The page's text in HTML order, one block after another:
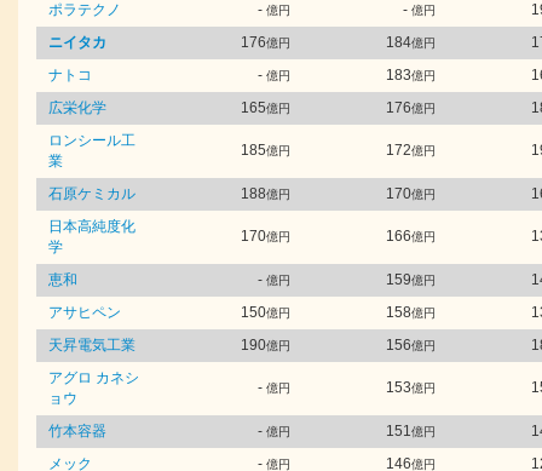
ポラテクノ
- 億円 - 億円
ニイタカ
176億円 184億円
ナトコ
- 億円 183億円
広栄化学
165億円 176億円
ロンシール工
業
185億円 172億円
石原ケミカル 188億円 170億円
日本高純度化
学
170億円 166億円
恵和 - 億円 159億円
アサヒペン
150億円 158億円
天昇電気工業
190億円 156億円
アグロ カネシ
ョウ
- 億円 153億円
竹本容器 - 億円 151億円
メック
- 億円 146億円